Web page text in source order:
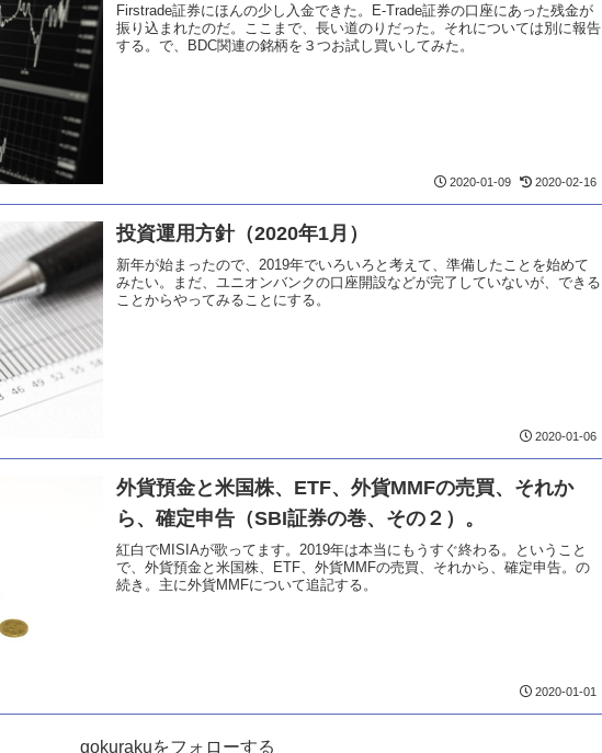
Firstrade証券にほんの少し入金できた。E-Trade証券の口座にあった残金が
振り込まれたのだ。ここまで、長い道のりだった。それについては別に報告
する。で、BDC関連の銘柄を３つお試し買いしてみた。
2020-01-09 2020-02-16
投資運用方針（2020年1月）
新年が始まったので、2019年でいろいろと考えて、準備したことを始めて
みたい。まだ、ユニオンバンクの口座開設などが完了していないが、できる
ことからやってみることにする。
2020-01-06
外貨預金と米国株、ETF、外貨MMFの売買、それか
ら、確定申告（SBI証券の巻、その２）。
紅白でMISIAが歌ってます。2019年は本当にもうすぐ終わる。ということ
で、外貨預金と米国株、ETF、外貨MMFの売買、それから、確定申告。の
続き。主に外貨MMFについて追記する。
2020-01-01
gokurakuをフォローする